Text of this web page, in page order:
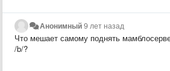
Анонимный9 лет назад
Что мешает самому поднять
/b/?